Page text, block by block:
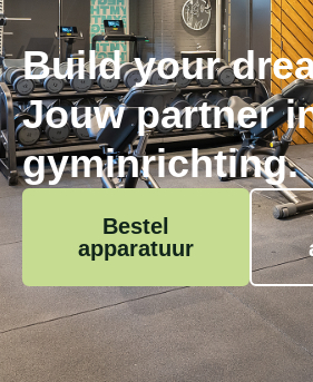
Build your
Jouw partner
gyminrichting.
Bestel
apparatuur